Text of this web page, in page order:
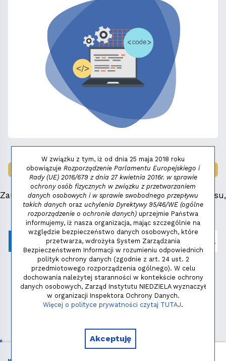
LAUREAT NAGRODY:MAŁY FENIKS 2025
Zauważyłeś błąd, masz propozycje dotyczące serwisu,
napisz:niezbednik@niedziela.pl
Polityka prywatności
Copyright © 2026 - Instytut NIEDZIELA
W związku z tym, iż od dnia 25 maja 2018 roku
obowiązuje Rozporządzenie Parlamentu Europejskiego i
Rady (UE) 2016/679 z dnia 27 kwietnia 2016r. w sprawie
ochrony osób fizycznych w związku z przetwarzaniem
danych osobowych i w sprawie swobodnego przepływu
takich danych oraz uchylenia Dyrektywy 95/46/WE (ogólne
rozporządzenie o ochronie danych) uprzejmie Państwa
informujemy, iż nasza organizacja, mając szczególnie na
względzie bezpieczeństwo danych osobowych, które
przetwarza, wdrożyła System Zarządzania
Bezpieczeństwem Informacji w rozumieniu odpowiednich
polityk ochrony danych (zgodnie z art. 24 ust. 2
przedmiotowego rozporządzenia ogólnego). W celu
dochowania należytej staranności w kontekście ochrony
danych osobowych, Zarząd Instytutu NIEDZIELA wyznaczył
w organizacji Inspektora Ochrony Danych.
Więcej o polityce prywatności czytaj TUTAJ.
Akceptuję